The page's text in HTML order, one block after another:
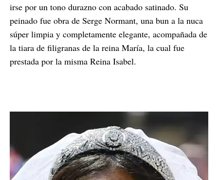
irse por un tono durazno con acabado satinado. Su
peinado fue obra de Serge Normant, una bun a la nuca
súper limpia y completamente elegante, acompañada de
la tiara de filigranas de la reina María, la cual fue
prestada por la misma Reina Isabel.